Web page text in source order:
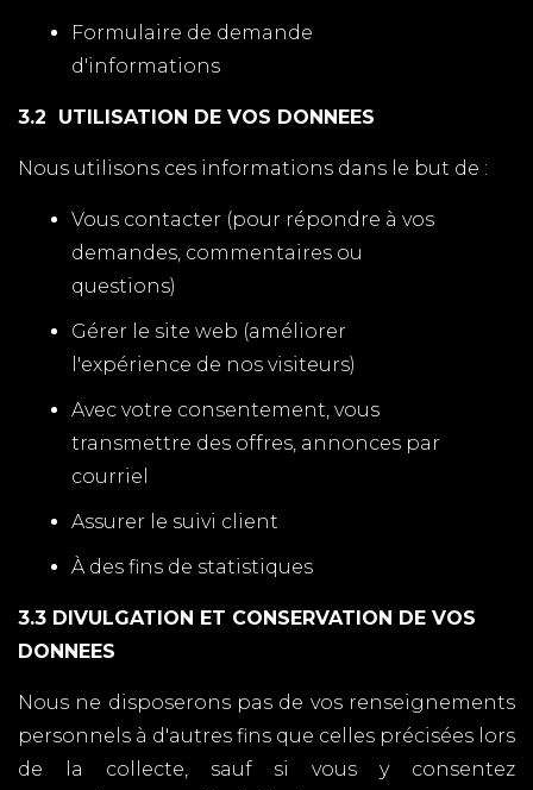
Formulaire de demande
d'informations
3.2 UTILISATION DE VOS DONNEES
Nous utilisons ces informations dans le but de :
Vous contacter (pour répondre à vos
demandes, commentaires ou
questions)
Gérer le site web (améliorer
l'expérience de nos visiteurs)
Avec votre consentement, vous
transmettre des offres, annonces par
courriel
Assurer le suivi client
À des fins de statistiques
3.3 DIVULGATION ET CONSERVATION DE VOS
DONNEES
Nous ne disposerons pas de vos renseignements
personnels à d'autres fins que celles précisées lors
de la collecte, sauf si vous y consentez